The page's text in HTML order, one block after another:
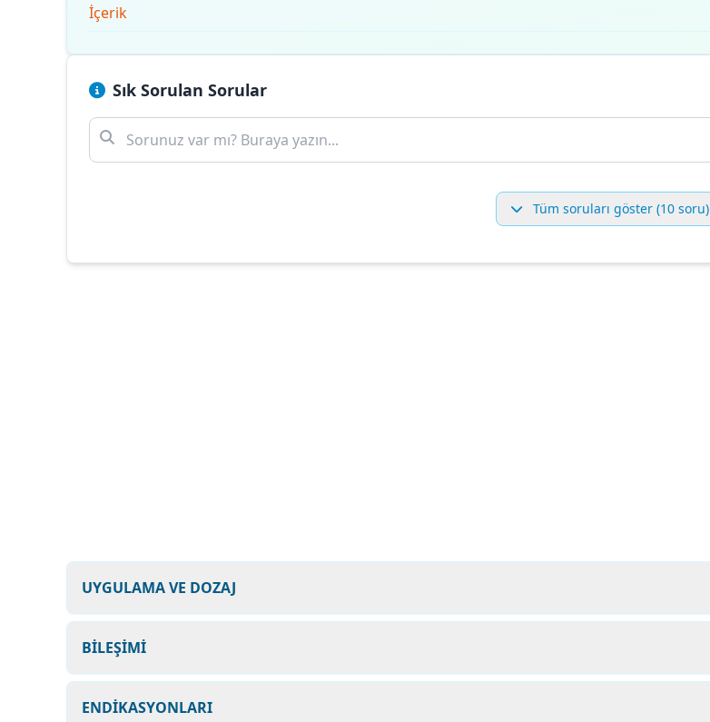
İçerik
Sık Sorulan Sorular
Tüm soruları göster (10 soru)
UYGULAMA VE DOZAJ
BİLEŞİMİ
ENDİKASYONLARI